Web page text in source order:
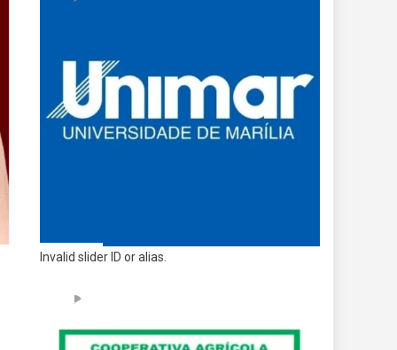
Invalid slider ID or alias.